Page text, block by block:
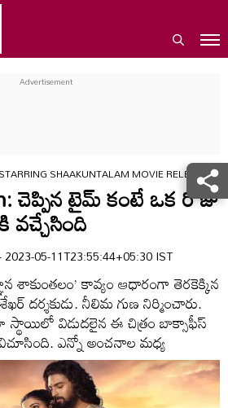
SHAAKUNTALAM MOVIE RELEASED
చెప్పిన టైమ్ కంటే ఒక రోజు
వచ్చేసింది
05-11T23:55:44+05:30 IST
శాకుంతలం’ కావ్యం ఆధారంగా తెరకెక్కిన
దర్శకుడు. నీలిమ గుణ నిర్మించారు.
విడుదలైన ఈ చిత్రం బాక్సాఫీస్
ఎన్నో అంచనాల మధ్య